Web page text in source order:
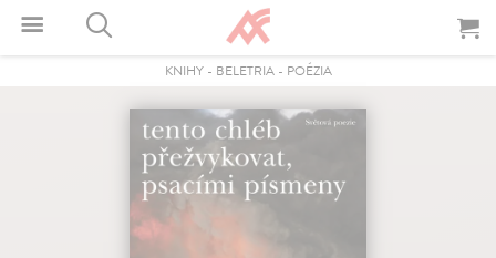
KNIHY- BELETRIA- POÉZIA